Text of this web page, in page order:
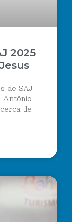
2025
de SAJ
Antônio
de